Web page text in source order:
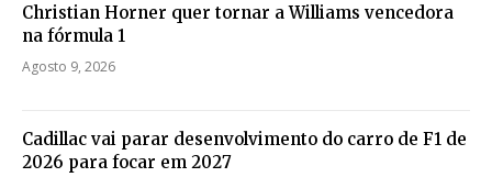
Christian Horner quer tornar a Williams vencedora
na fórmula 1
Agosto 9, 2026
Cadillac vai parar desenvolvimento do carro de F1 de
2026 para focar em 2027